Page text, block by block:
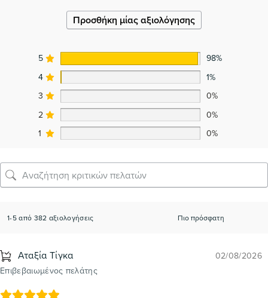
Προσθήκη μίας αξιολόγησης
5
98%
4
1%
3
0%
2
0%
1
0%
1-5 από 382 αξιολογήσεις
Αταξία Τίγκα
Επιβεβαιωμένος πελάτης
02/08/2026